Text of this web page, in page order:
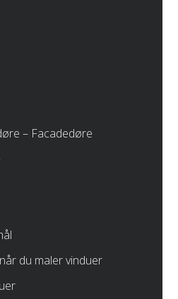
– Facadedøre
du maler vinduer